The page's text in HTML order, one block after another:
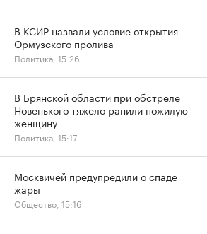
В КСИР назвали условие открытия
Ормузского пролива
Политика, 15:26
В Брянской области при обстреле
Новенького тяжело ранили пожилую
женщину
Политика, 15:17
Москвичей предупредили о спаде
жары
Общество, 15:16